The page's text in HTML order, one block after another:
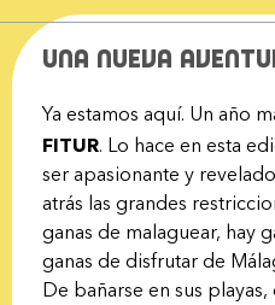
Una nueva
Ya estamos aquí. Un año
FITUR. Lo hace en esta
ser apasionante y
atrás las grandes
ganas de malaguear, hay
ganas de disfrutar de
De bañarse en sus